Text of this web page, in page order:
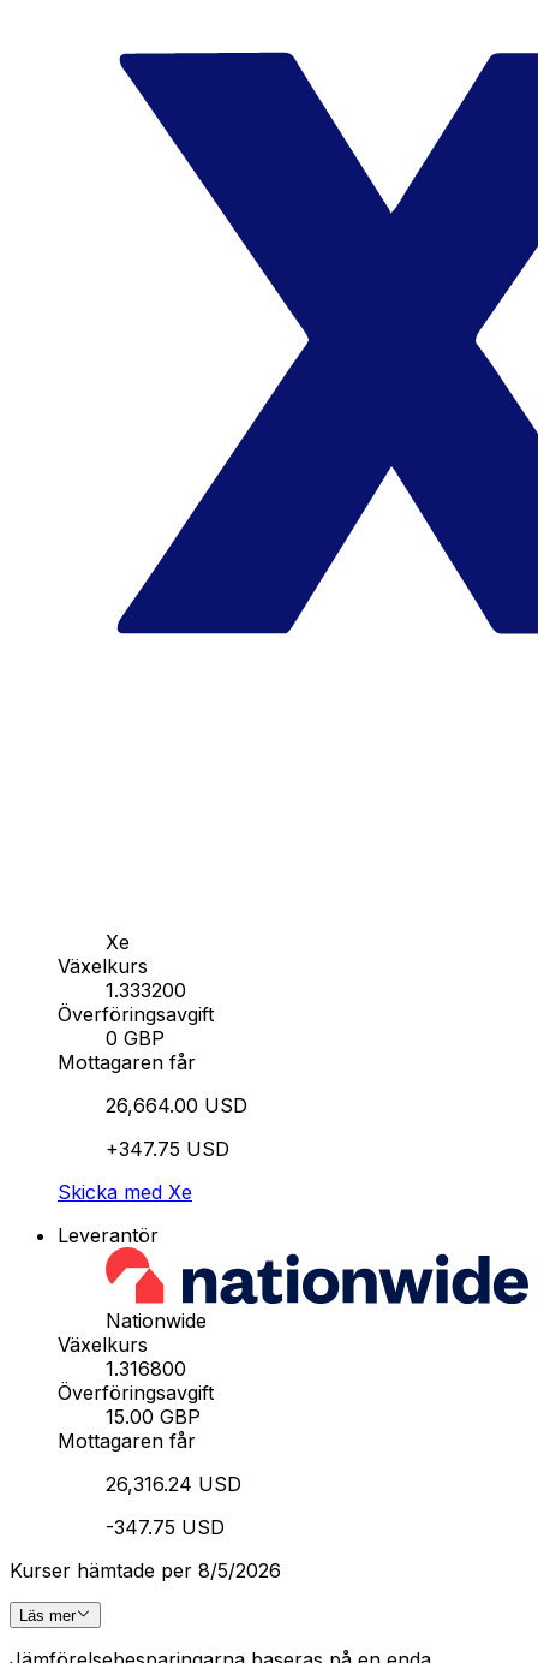
Xe
Växelkurs
1.333200
Överföringsavgift
0 GBP
Mottagaren får
26,664.00 USD
+347.75 USD
Skicka med Xe
Leverantör
Nationwide
Växelkurs
1.316800
Överföringsavgift
15.00 GBP
Mottagaren får
26,316.24 USD
-347.75 USD
Kurser hämtade per 8/5/2026
Läs mer